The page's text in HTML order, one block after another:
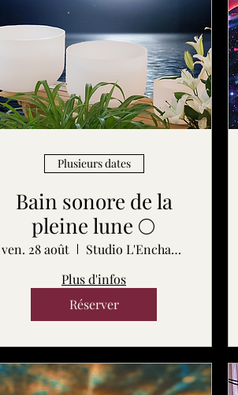
Plusieurs dates
Bain sonore de la
pleine lune 🌕
ven. 28 août
Studio L'Enchanteur
Plus d'infos
Réserver